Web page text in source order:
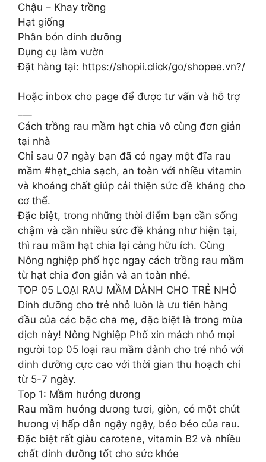
Chậu – Khay trồng
Hạt giống
Phân bón dinh dưỡng
Dụng cụ làm vườn
Đặt hàng tại: https://shopii.click/go/shopee.vn?/
Hoặc inbox cho page để được tư vấn và hỗ trợ
Cách trồng rau mầm hạt chia vô cùng đơn giản
tại nhà
Chỉ sau 07 ngày bạn đã có ngay một đĩa rau
mầm #hạt_chia sạch, an toàn với nhiều vitamin
và khoáng chất giúp cải thiện sức đề kháng cho
cơ thể.
Đặc biệt, trong những thời điểm bạn cần sống
chậm và cần nhiều sức đề kháng như hiện tại,
thì rau mầm hạt chia lại càng hữu ích. Cùng
Nông nghiệp phố học ngay cách trồng rau mầm
từ hạt chia đơn giản và an toàn nhé.
TOP 05 LOẠI RAU MẦM DÀNH CHO TRẺ NHỎ
Dinh dưỡng cho trẻ nhỏ luôn là ưu tiên hàng
đầu của các bậc cha mẹ, đặc biệt là trong mùa
dịch này! Nông Nghiệp Phố xin mách nhỏ mọi
người top 05 loại rau mầm dành cho trẻ nhỏ với
dinh dưỡng cực cao với thời gian thu hoạch chỉ
từ 5-7 ngày.
Top 1: Mầm hướng dương
Rau mầm hướng dương tươi, giòn, có một chút
hương vị hấp dẫn ngậy ngậy, béo béo của rau.
Đặc biệt rất giàu carotene, vitamin B2 và nhiều
chất dinh dưỡng tốt cho sức khỏe